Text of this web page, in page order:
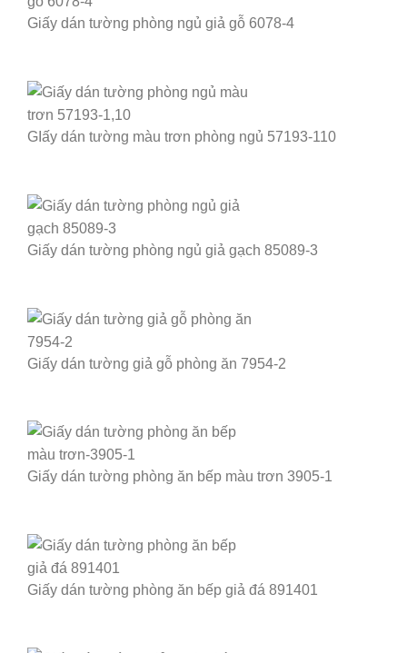
Giấy dán tường phòng ngủ giả gỗ 6078-4
GIấy dán tường màu trơn phòng ngủ 57193-110
Giấy dán tường phòng ngủ giả gạch 85089-3
Giấy dán tường giả gỗ phòng ăn 7954-2
Giấy dán tường phòng ăn bếp màu trơn 3905-1
Giấy dán tường phòng ăn bếp giả đá 891401